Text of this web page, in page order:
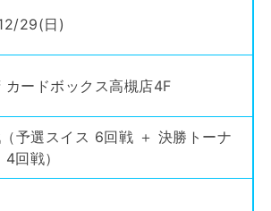
29(日)
カードボックス高槻店4F
予選スイス 6回戦 ＋ 決勝トーナ
4回戦）